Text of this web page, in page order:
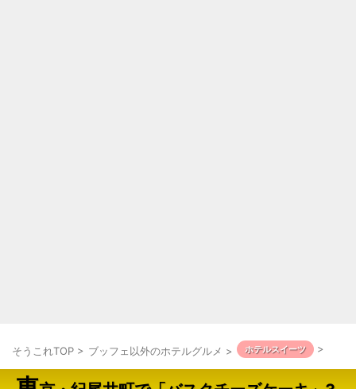
そうこれTOP > ブッフェ以外のホテルグルメ > ホテルスイーツ >